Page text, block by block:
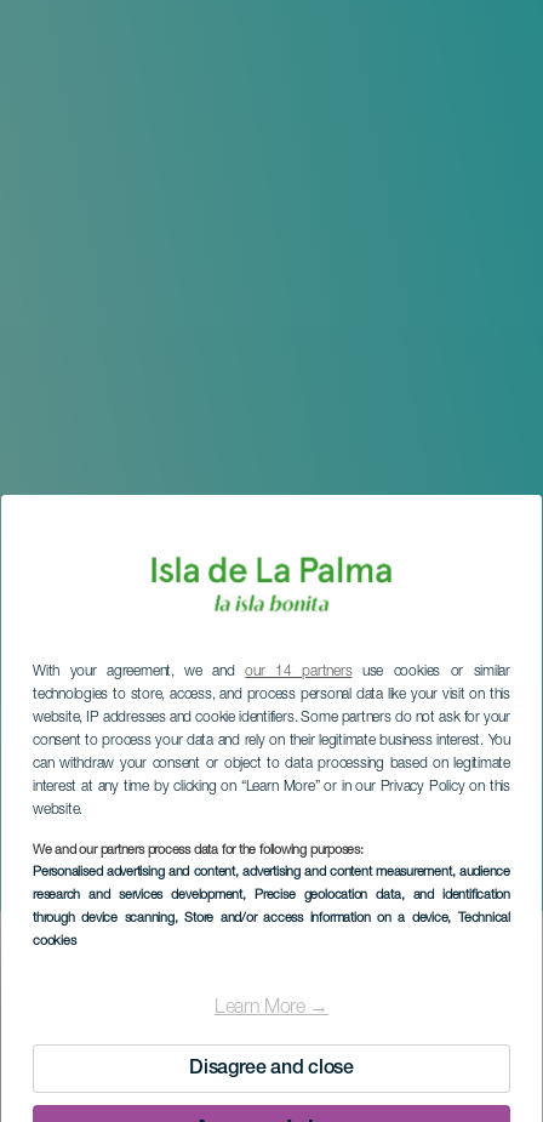
With your agreement, we andour 14 partnersuse cookies or similar
technologies to store, access, and process personal data like your visit on this
website, IP addresses and cookie identifiers. Some partners do not ask for your
consent to process your data and rely on their legitimate business interest. You
can withdraw your consent or object to data processing based on legitimate
interest at any time by clicking on “Learn More” or in our Privacy Policy on this
website.
We and our partners process data for the following purposes:
Personalised advertising and content, advertising and content measurement, audience
research and services development, Precise geolocation data, and identification
through device scanning, Store and/or access information on a device, Technical
cookies
Learn More →
Disagree and close
Diego Torres i konsert
LA PALMA
Imagen